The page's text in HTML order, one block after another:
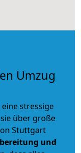
Umzug
stressige
über große
Stuttgart
und